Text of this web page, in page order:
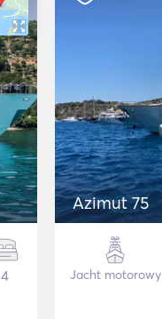
4
Azimut 75
Jacht motorowy